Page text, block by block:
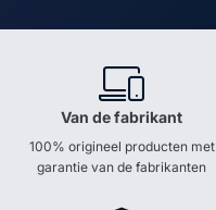
Van de fabrikant
100% origineel producten met
garantie van de fabrikanten